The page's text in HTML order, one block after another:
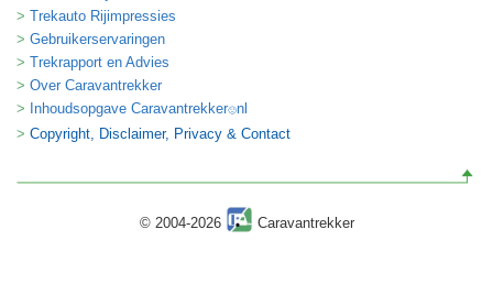
Trekauto Rijimpressies
Gebruikerservaringen
Trekrapport en Advies
Over Caravantrekker
Inhoudsopgave Caravantrekker🙂nl
Copyright, Disclaimer, Privacy & Contact
© 2004-2026 Caravantrekker